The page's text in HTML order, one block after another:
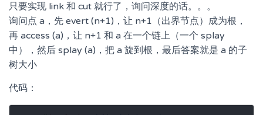
只要实现 link 和 cut 就行了，询问深度的话。。。
询问点 a，先 evert (n+1)，让 n+1（出界节点）成为根，
再 access (a)，让 n+1 和 a 在一个链上（一个 splay
中），然后 splay (a)，把 a 旋到根，最后答案就是 a 的子
树大小
代码：